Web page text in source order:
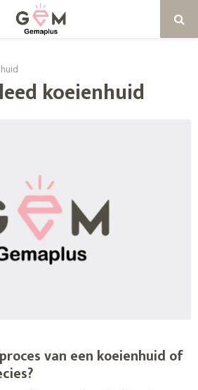
koeienhuid
van een koeienhuid of